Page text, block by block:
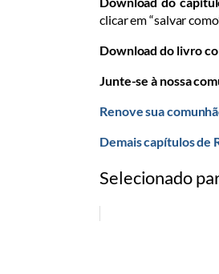
clicar em “salvar
Download do livro
Junte-se à nossa
Renove sua
Demais capítulos de
Selecionado